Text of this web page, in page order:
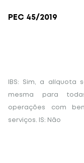
PEC 45/2019
IBS: Sim, a alíquota
mesma para
operações com
serviços. IS: Não